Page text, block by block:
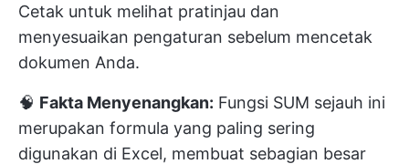
Cetak untuk melihat pratinjau dan
menyesuaikan pengaturan sebelum mencetak
dokumen Anda.
🧠 Fakta Menyenangkan: Fungsi SUM sejauh ini
merupakan formula yang paling sering
digunakan di Excel, membuat sebagian besar